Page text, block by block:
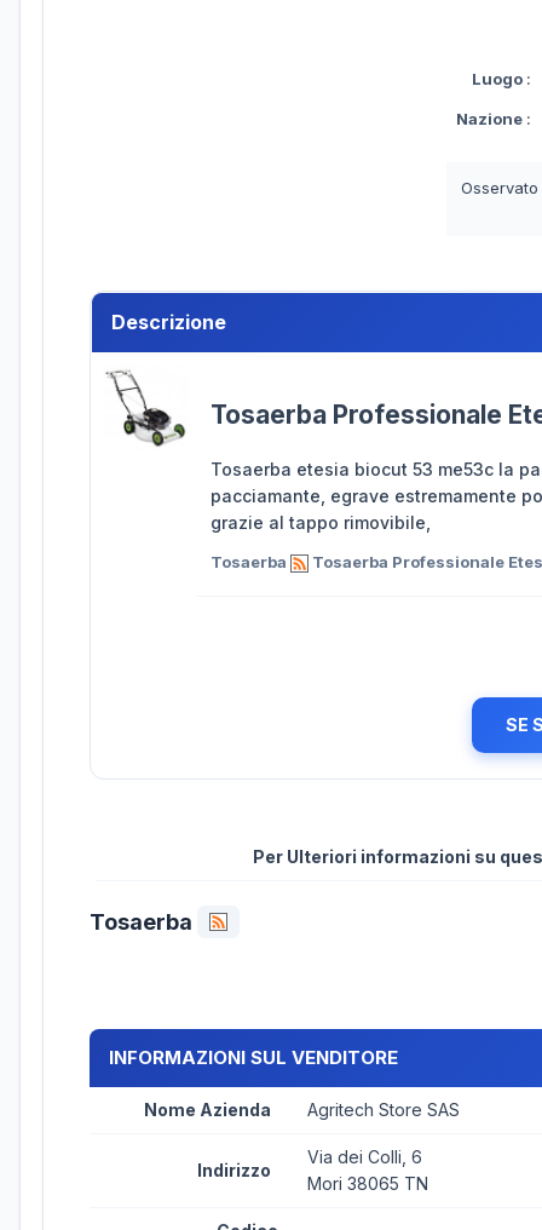
Luogo :
Nazione :
Descrizione
Tosaerba Professionale
Tosaerba etesia biocut 53 me53c la
pacciamante, egrave estremamente
grazie al tappo rimovibile,
Tosaerba Tosaerba Professionale
SE
Per Ulteriori informazioni su
Tosaerba
INFORMAZIONI SUL VENDITORE
Nome Azienda Agritech Store SAS
Indirizzo
Via dei Colli, 6
Mori 38065 TN